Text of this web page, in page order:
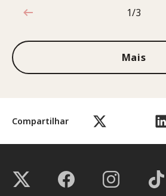
Compartilhar
1 de 3
1/3
Mais